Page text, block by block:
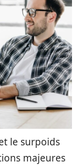
le surpoids
majeures